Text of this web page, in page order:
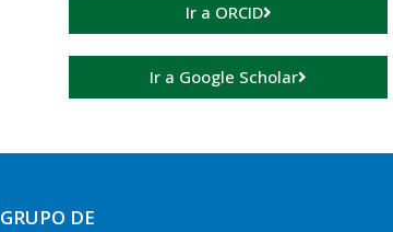
Ir a ORCID
Ir a Google Scholar
GRUPO DE